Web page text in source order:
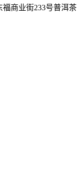
商业街233号普洱茶